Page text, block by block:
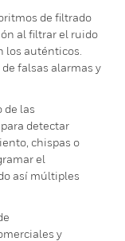
de filtrado
al filtrar el ruido
los auténticos.
falsas alarmas y
las
detectar
chispas o
el
así múltiples
y